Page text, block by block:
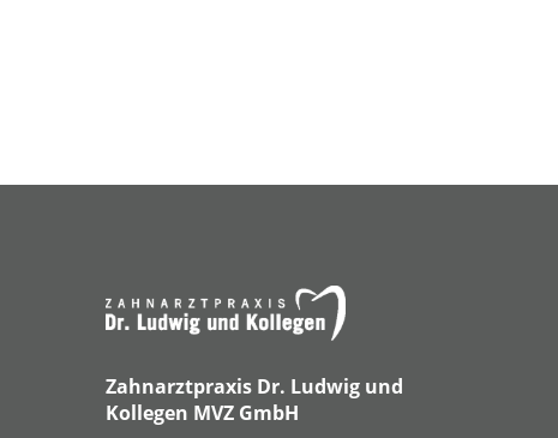
Zahnarztpraxis Dr. Ludwig und
Kollegen MVZ GmbH